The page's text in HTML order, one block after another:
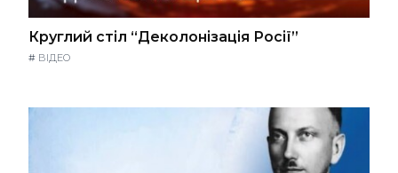
Круглий стіл “Деколонізація Росії”
# ВІДЕО